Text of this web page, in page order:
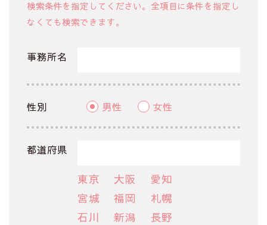
検索条件を指定してください。全項目に条件を指定し
なくても検索できます。
事務所名
性別 男性 女性
都道府県
東京 大阪
愛知
宮城
福岡
札幌
石川
新潟
長野